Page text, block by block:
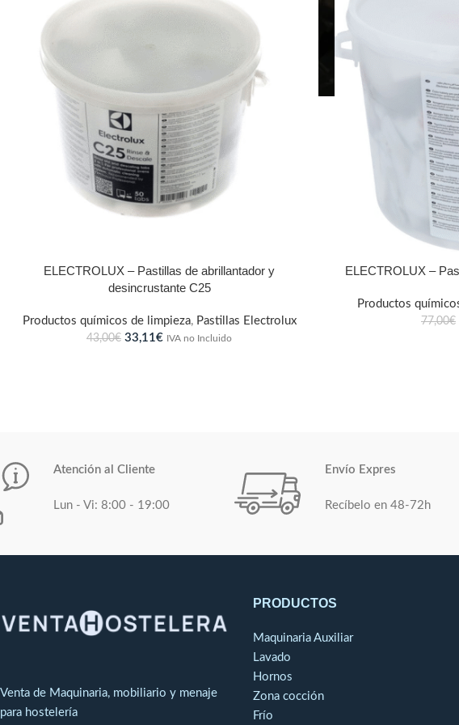
ELECTROLUX – Pastillas de abrillantador y
desincrustante C25
Productos químicos de limpieza, Pastillas Electrolux
43,00€ 33,11€ IVA no Incluido
ELECTROLUX –
Productos
77,00€
Atención al Cliente
Lun - Vi: 8:00 - 19:00
Envío Expres
Recíbelo en 48-72h
Venta de Maquinaria, mobiliario y menaje
para hostelería
PRODUCTOS
Maquinaria Auxiliar
Lavado
Hornos
Zona cocción
Frío